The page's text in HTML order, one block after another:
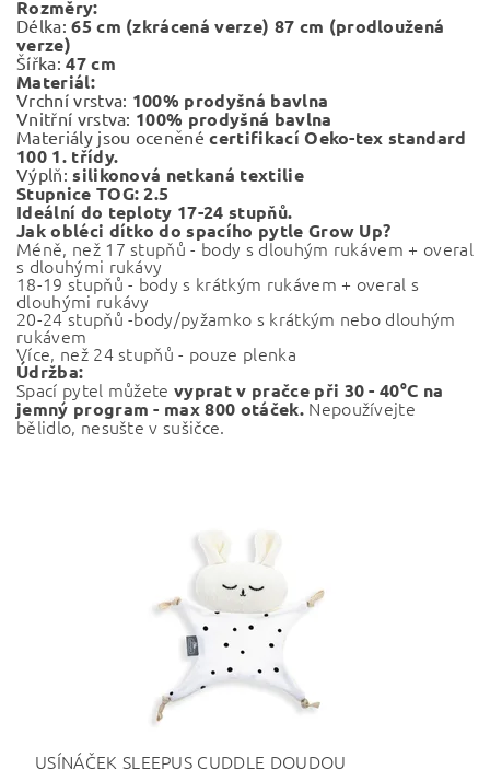
Rozměry:
Délka:65 cm (zkrácená verze) 87 cm (prodloužená
verze)
Šířka:47 cm
Materiál:
Vrchní vrstva: 100% prodyšná bavlna
Vnitřní vrstva: 100% prodyšná bavlna
Materiály jsou oceněnécertifikací Oeko-tex standard
100 1. třídy.
Výplň:silikonová netkaná textilie
Stupnice TOG: 2.5
Ideální do teploty 17-24 stupňů.
Jak obléci dítko do spacího pytle Grow Up?
Méně, než 17 stupňů - body s dlouhým rukávem + overal
s dlouhými rukávy
18-19 stupňů - body s krátkým rukávem + overal s
dlouhými rukávy
20-24 stupňů -body/pyžamko s krátkým nebo dlouhým
rukávem
Více, než 24 stupňů - pouze plenka
Údržba:
Spací pytel můžetevyprat v pračce při 30 - 40°C na
jemný program - max 800 otáček. Nepoužívejte
bělidlo, nesušte v sušičce.
USÍNÁČEK SLEEPUS CUDDLE DOUDOU